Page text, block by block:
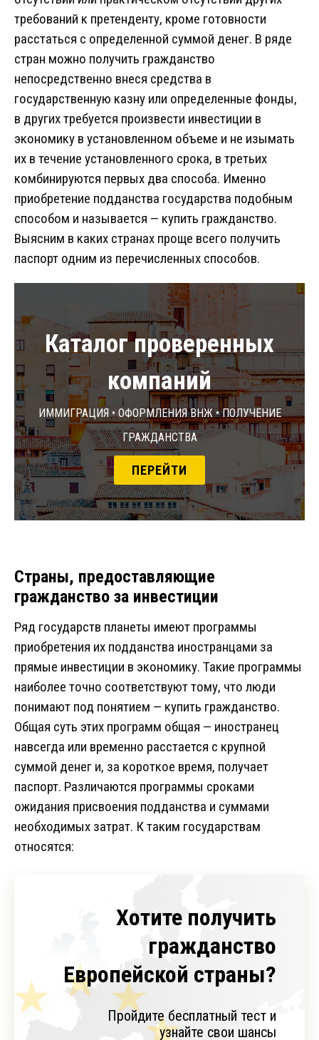
требований к претенденту, кроме готовности
расстаться с определенной суммой денег. В ряде
стран можно получить гражданство
непосредственно внеся средства в
государственную казну или определенные фонды,
в других требуется произвести инвестиции в
экономику в установленном объеме и не изымать
их в течение установленного срока, в третьих
комбинируются первых два способа. Именно
приобретение подданства государства подобным
способом и называется — купить гражданство.
Выясним в каких странах проще всего получить
паспорт одним из перечисленных способов.
Каталог проверенных
компаний
Иммиграция • Оформления ВНЖ • Получение
гражданства
ПЕРЕЙТИ
Страны, предоставляющие
гражданство за инвестиции
Ряд государств планеты имеют программы
приобретения их подданства иностранцами за
прямые инвестиции в экономику. Такие программы
наиболее точно соответствуют тому, что люди
понимают под понятием — купить гражданство.
Общая суть этих программ общая — иностранец
навсегда или временно расстается с крупной
суммой денег и, за короткое время, получает
паспорт. Различаются программы сроками
ожидания присвоения подданства и суммами
необходимых затрат. К таким государствам
относятся:
Хотите получить
гражданство
Европейской страны?
Пройдите бесплатный тест и
узнайте свои шансы